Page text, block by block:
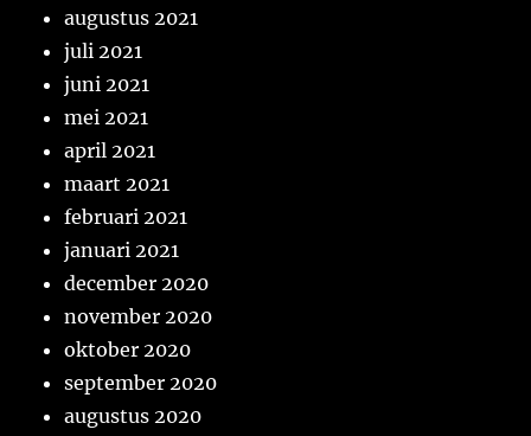
augustus 2021
juli 2021
juni 2021
mei 2021
april 2021
maart 2021
februari 2021
januari 2021
december 2020
november 2020
oktober 2020
september 2020
augustus 2020